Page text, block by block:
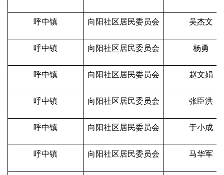
呼中镇 向阳社区居民委员会 吴杰文
呼中镇 向阳社区居民委员会 杨勇
呼中镇 向阳社区居民委员会 赵文娟
呼中镇 向阳社区居民委员会 张臣洪
呼中镇 向阳社区居民委员会 于小成
呼中镇 向阳社区居民委员会 马华军